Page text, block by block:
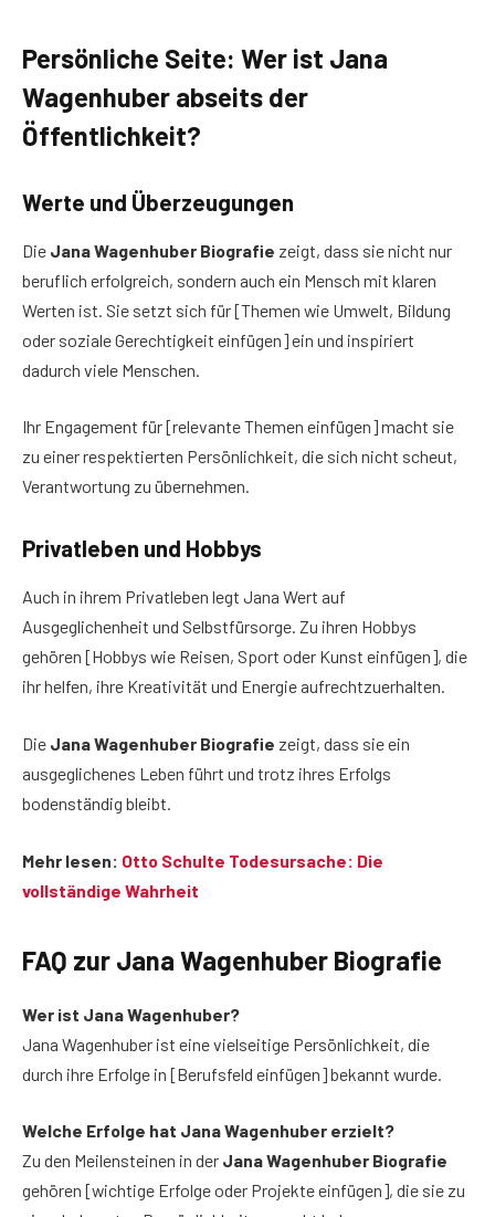
Persönliche Seite: Wer ist Jana
Wagenhuber abseits der
Öffentlichkeit?
Werte und Überzeugungen
Die Jana Wagenhuber Biografie zeigt, dass sie nicht nur
beruflich erfolgreich, sondern auch ein Mensch mit klaren
Werten ist. Sie setzt sich für [Themen wie Umwelt, Bildung
oder soziale Gerechtigkeit einfügen] ein und inspiriert
dadurch viele Menschen.
Ihr Engagement für [relevante Themen einfügen] macht sie
zu einer respektierten Persönlichkeit, die sich nicht scheut,
Verantwortung zu übernehmen.
Privatleben und Hobbys
Auch in ihrem Privatleben legt Jana Wert auf
Ausgeglichenheit und Selbstfürsorge. Zu ihren Hobbys
gehören [Hobbys wie Reisen, Sport oder Kunst einfügen], die
ihr helfen, ihre Kreativität und Energie aufrechtzuerhalten.
Die Jana Wagenhuber Biografie zeigt, dass sie ein
ausgeglichenes Leben führt und trotz ihres Erfolgs
bodenständig bleibt.
Mehr lesen: Otto Schulte Todesursache: Die
vollständige Wahrheit
FAQ zur Jana Wagenhuber Biografie
Wer ist Jana Wagenhuber?
Jana Wagenhuber ist eine vielseitige Persönlichkeit, die
durch ihre Erfolge in [Berufsfeld einfügen] bekannt wurde.
Welche Erfolge hat Jana Wagenhuber erzielt?
Zu den Meilensteinen in der Jana Wagenhuber Biografie
gehören [wichtige Erfolge oder Projekte einfügen], die sie zu